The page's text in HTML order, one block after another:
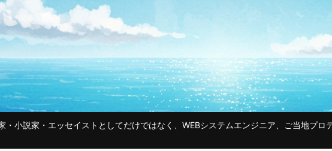
・小説家・エッセイストとしてだけではなく、WEBシステムエンジニア、ご当地プ